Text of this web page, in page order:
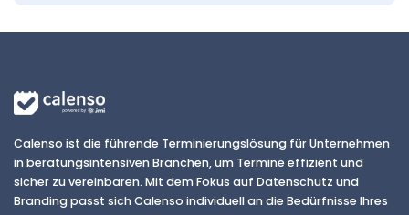
Calenso ist die führende Terminierungslösung für Unternehmen
in beratungsintensiven Branchen, um Termine effizient und
sicher zu vereinbaren. Mit dem Fokus auf Datenschutz und
Branding passt sich Calenso individuell an die Bedürfnisse Ihres